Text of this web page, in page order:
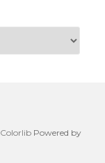
ColorlibPowered by